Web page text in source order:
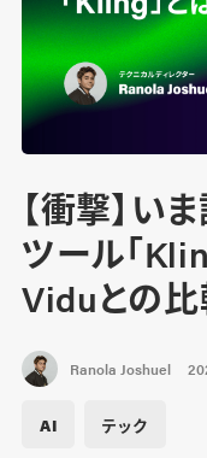
【衝撃】い
ツール「
Viduとの
Ranola Joshuel
AI テック